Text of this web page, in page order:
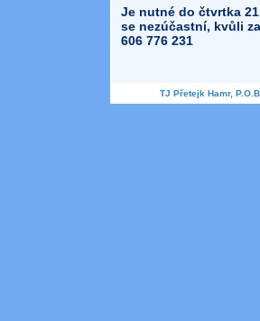
Je nutné do čtvrtka
se nezúčastní, kvůli
606 776 231
TJ Přetejk Hamr,